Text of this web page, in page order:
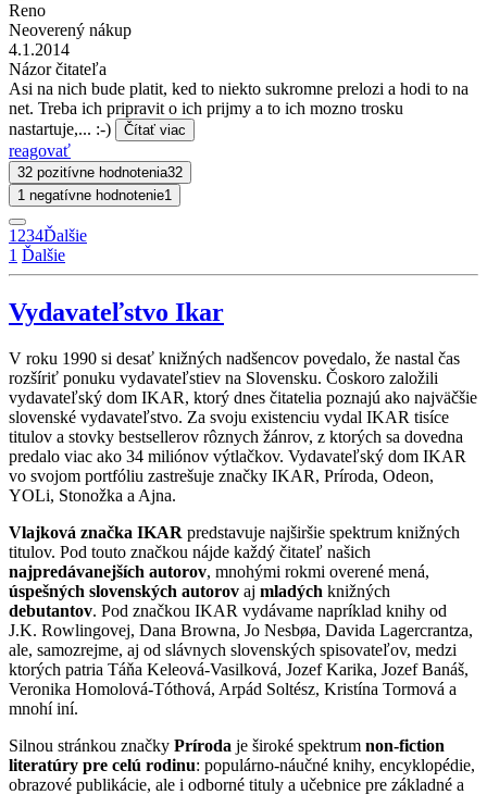
Reno
Neoverený nákup
4.1.2014
Názor čitateľa
Asi na nich bude platit, ked to niekto sukromne prelozi a hodi to na
net. Treba ich pripravit o ich prijmy a to ich mozno trosku
nastartuje,... :-)
Čítať viac
reagovať
32 pozitívne hodnotenia32
1 negatívne hodnotenie1
1 234Ďalšie
1 Ďalšie
Vydavateľstvo Ikar
V roku 1990 si desať knižných nadšencov povedalo, že nastal čas
rozšíriť ponuku vydavateľstiev na Slovensku. Čoskoro založili
vydavateľský dom IKAR, ktorý dnes čitatelia poznajú ako najväčšie
slovenské vydavateľstvo. Za svoju existenciu vydal IKAR tisíce
titulov a stovky bestsellerov rôznych žánrov, z ktorých sa dovedna
predalo viac ako 34 miliónov výtlačkov. Vydavateľský dom IKAR
vo svojom portfóliu zastrešuje značky IKAR, Príroda, Odeon,
YOLi, Stonožka a Ajna.
Vlajková značka IKAR predstavuje najširšie spektrum knižných
titulov. Pod touto značkou nájde každý čitateľ našich
najpredávanejších autorov, mnohými rokmi overené mená,
úspešných slovenských autorov aj mladých knižných
debutantov. Pod značkou IKAR vydávame napríklad knihy od
J.K. Rowlingovej, Dana Browna, Jo Nesbøa, Davida Lagercrantza,
ale, samozrejme, aj od slávnych slovenských spisovateľov, medzi
ktorých patria Táňa Keleová-Vasilková, Jozef Karika, Jozef Banáš,
Veronika Homolová-Tóthová, Arpád Soltész, Kristína Tormová a
mnohí iní.
Silnou stránkou značky Príroda je široké spektrum non-fiction
literatúry pre celú rodinu: populárno-náučné knihy, encyklopédie,
obrazové publikácie, ale i odborné tituly a učebnice pre základné a